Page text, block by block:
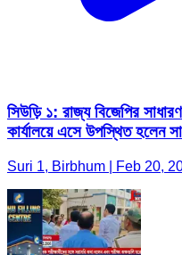
সিউড়ি ১: রাজ্য বিজেপির
কার্যালয়ে এসে উপস্থিত হলেন
Suri 1, Birbhum | Feb 20,